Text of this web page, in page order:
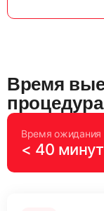
Время
процедура
Время ожидания
< 40 минут